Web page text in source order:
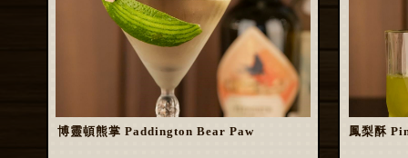
博靈頓熊掌 Paddington Bear Paw 鳳梨酥